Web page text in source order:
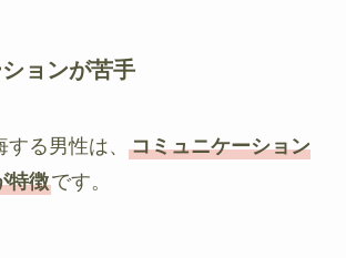
ョンが苦手
る男性は、
コミュニケーション
特徴です。